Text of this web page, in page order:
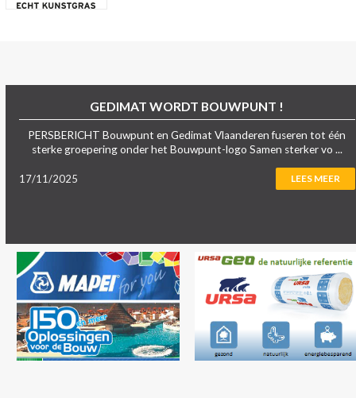
GEDIMAT WORDT BOUWPUNT !
PERSBERICHT Bouwpunt en Gedimat Vlaanderen fuseren tot één
sterke groepering onder het Bouwpunt-logo Samen sterker vo ...
17/11/2025 LEES MEER